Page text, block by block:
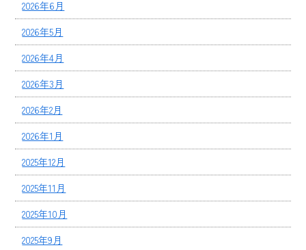
2026年6月
2026年5月
2026年4月
2026年3月
2026年2月
2026年1月
2025年12月
2025年11月
2025年10月
2025年9月